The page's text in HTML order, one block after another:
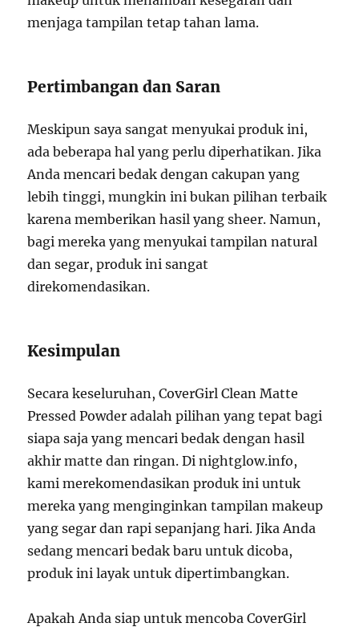
menjaga tampilan tetap tahan lama.
Pertimbangan dan Saran
Meskipun saya sangat menyukai produk ini,
ada beberapa hal yang perlu diperhatikan. Jika
Anda mencari bedak dengan cakupan yang
lebih tinggi, mungkin ini bukan pilihan terbaik
karena memberikan hasil yang sheer. Namun,
bagi mereka yang menyukai tampilan natural
dan segar, produk ini sangat
direkomendasikan.
Kesimpulan
Secara keseluruhan, CoverGirl Clean Matte
Pressed Powder adalah pilihan yang tepat bagi
siapa saja yang mencari bedak dengan hasil
akhir matte dan ringan. Di nightglow.info,
kami merekomendasikan produk ini untuk
mereka yang menginginkan tampilan makeup
yang segar dan rapi sepanjang hari. Jika Anda
sedang mencari bedak baru untuk dicoba,
produk ini layak untuk dipertimbangkan.
Apakah Anda siap untuk mencoba CoverGirl